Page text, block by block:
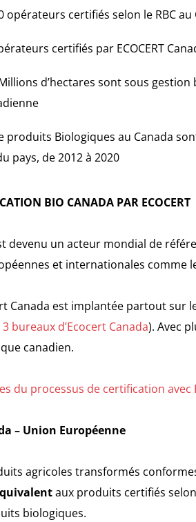
opérateurs certifiés selon le RBC au
certifiés par ECOCERT
d’hectares sont sous
produits Biologiques au Canada
pays, de 2012 à 2020
BIO CANADA PAR ECOCERT
devenu un acteur mondial de
et internationales comme
Canada est implantée partout sur
bureaux d’Ecocert Canada). Avec
canadien.
du processus de certification avec
– Union Européenne
agricoles transformés
aux produits certifiés
biologiques.